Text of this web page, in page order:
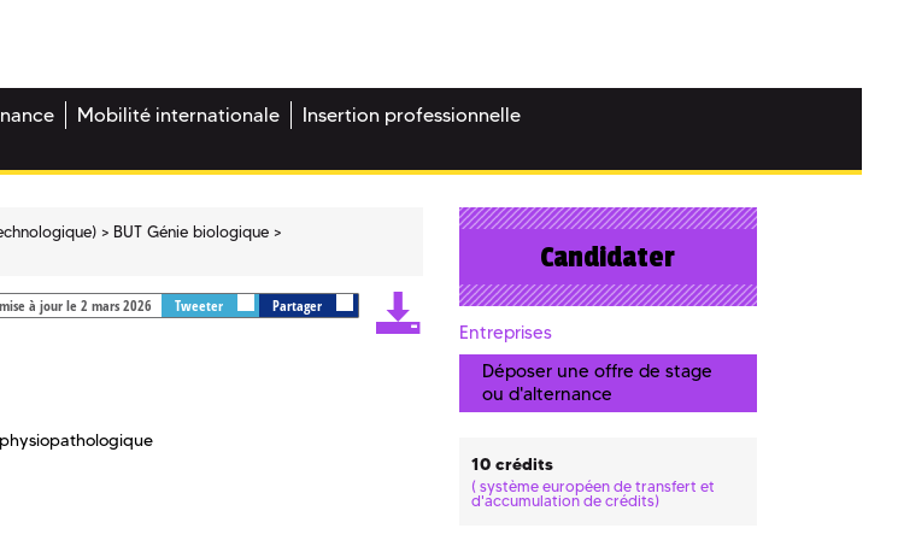
Mobilité internationale
Insertion professionnelle
BUT Génie biologique
à jour le 2 mars 2026 Tweeter Partager
Candidater
Entreprises
Déposer une offre de stage
ou d'alternance
10 crédits
( système européen de transfert et
d'accumulation de crédits)